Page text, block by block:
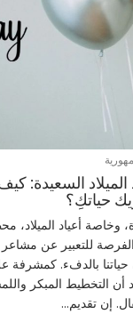
السعيدة:
حياتكِ؟
وخاصة أعياد
للتعبير عن مشاعر
بالدفء. كمشرفة
أن التخطيط المبكر
إن تقديم...